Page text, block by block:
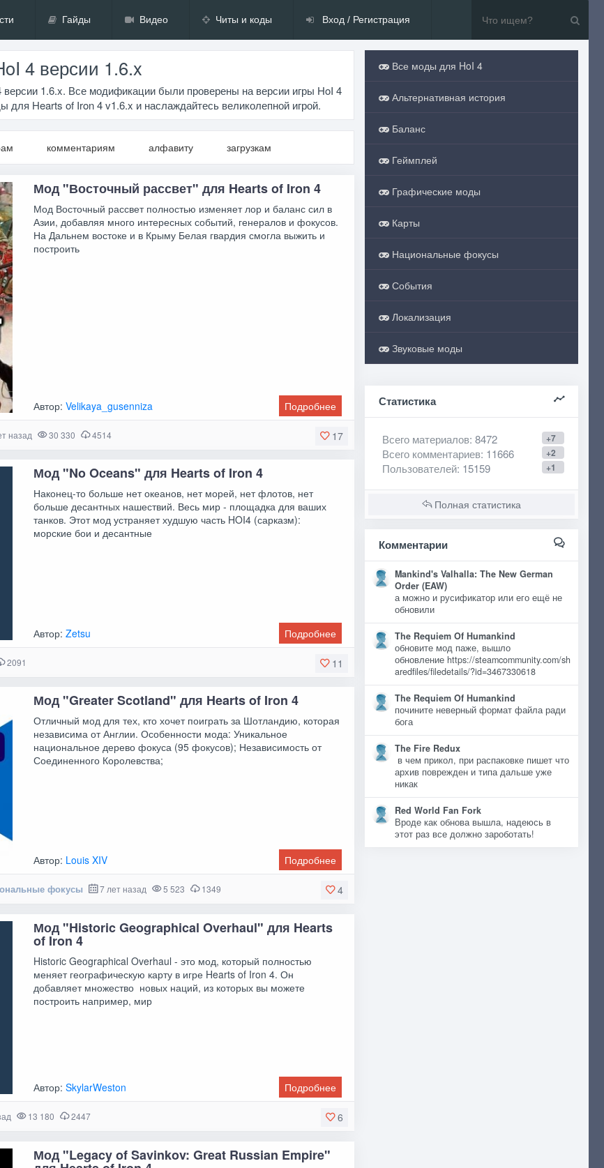
Гайды Видео Читы и коды Вход / Регистрация
4 версии 1.6.x
1.6.x. Все модификации были проверены на версии игры HoI 4
Hearts of Iron 4 v1.6.x и наслаждайтесь великолепной игрой.
комментариям алфавиту загрузкам
Мод "Восточный рассвет" для Hearts of Iron 4
Мод Восточный рассвет полностью изменяет лор и баланс сил в
Азии, добавляя много интересных событий, генералов и фокусов.
На Дальнем востоке и в Крыму Белая гвардия смогла выжить и
построить
Автор:Velikaya_gusenniza Подробнее
17
назад 30 330 4514
Мод "No Oceans" для Hearts of Iron 4
Наконец-то больше нет океанов, нет морей, нет флотов, нет
больше десантных нашествий. Весь мир - площадка для ваших
танков. Этот мод устраняет худшую часть HOI4 (сарказм):
морские бои и десантные
Автор:Zetsu Подробнее
11
2091
Мод "Greater Scotland" для Hearts of Iron 4
Отличный мод для тех, кто хочет поиграть за Шотландию, которая
независима от Англии. Особенности мода: Уникальное
национальное дерево фокуса (95 фокусов); Независимость от
Соединенного Королевства;
Автор: Louis XIV Подробнее
4
фокусы 7 лет назад 5 523 1349
Мод "Historic Geographical Overhaul" для Hearts
of Iron 4
Historic Geographical Overhaul - это мод, который полностью
меняет географическую карту в игре Hearts of Iron 4. Он
добавляет множество новых наций, из которых вы можете
построить например, мир
Автор:SkylarWeston Подробнее
6
13 180 2447
Мод "Legacy of Savinkov: Great Russian Empire"
Все моды для HoI 4
Альтернативная история
Баланс
Геймплей
Графические моды
Карты
Национальные фокусы
События
Локализация
Звуковые моды
Статистика
+7
Всего материалов: 8472
+2
Всего комментариев: 11666
+1
Пользователей: 15159
Полная статистика
Комментарии
Mankind's Valhalla: The New German
Order (EAW)
а можно и русификатор или его ещё не
обновили
The Requiem Of Humankind
обновите мод паже, вышло
обновление https://steamcommunity.com/sh
aredfiles/filedetails/?id=3467330618
The Requiem Of Humankind
почините неверный формат файла ради
бога
The Fire Redux
в чем прикол, при распаковке пишет что
архив поврежден и типа дальше уже
никак
Red World Fan Fork
Вроде как обнова вышла, надеюсь в
этот раз все должно зароботать!